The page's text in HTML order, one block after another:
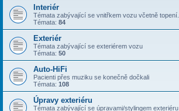
Interiér
Témata zabývající se vnitřkem vozu včetně topení.
Témata: 84
Exteriér
Témata zabývající se exteriérem vozu
Témata: 50
Auto-HiFi
Pacienti přes muziku se konečně dočkali
Témata: 108
Úpravy exteriéru
Témata zabývající se úpravami/stylingem exteriéru